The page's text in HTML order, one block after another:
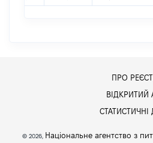
ПРО
ВІДКРИТИЙ
СТАТИСТИЧНІ
© 2026, Національне агентство з